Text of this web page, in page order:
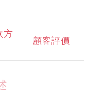
方
顧客評價